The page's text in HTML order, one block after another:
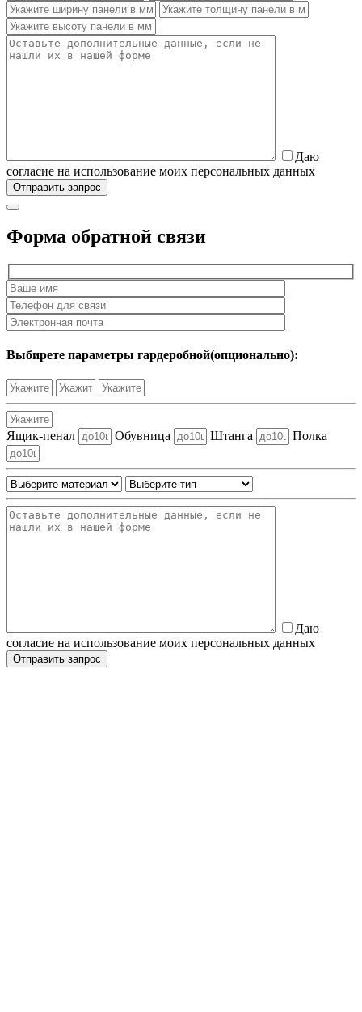
Даю
согласие на использование моих персональных данных
Форма обратной связи
Выбирете параметры гардеробной(опционально):
Ящик-пенал Обувница Штанга Полка
Даю
согласие на использование моих персональных данных